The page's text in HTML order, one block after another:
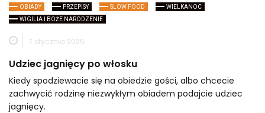
OBIADY
PRZEPISY SLOW FOOD
WIELKANOC
WIGILIA I BOŻE NARODZENIE
7 stycznia 2025
Udziec jagnięcy po włosku
Kiedy spodziewacie się na obiedzie gości, albo chcecie
zachwycić rodzinę niezwykłym obiadem podajcie udziec
jagnięcy.